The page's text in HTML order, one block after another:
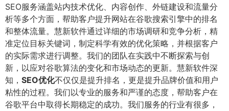
SEO服务涵盖站内技术优化、内容创作、外链建设和流量分
析等多个方面，帮助客户提升网站在谷歌搜索引擎中的排名
和整体流量。慧新软件通过详细的市场调研和竞争分析，精
准定位目标关键词，制定科学有效的优化策略，并根据客户
的实际需求进行调整。我们的团队在实践中不断探索与创
新，以应对谷歌算法的变化和市场动态的更新。慧新软件深
知， SEO优化不仅仅是提升排名，更是提升品牌价值和用户
粘性的过程。我们以专业的服务和严谨的态度，帮助客户在
谷歌平台中取得长期稳定的成功。我们服务的行业有很多，